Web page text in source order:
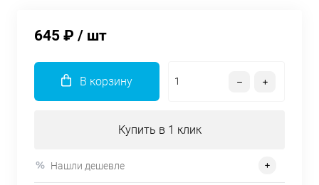
645 ₽ / шт
В корзину
Купить в 1 клик
Нашли дешевле